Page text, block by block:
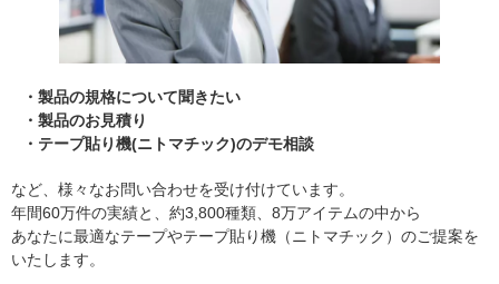
製品の規格について聞きたい
製品のお見積り
テープ貼り機(ニトマチック)のデモ相談
など、様々なお問い合わせを受け付けています。
年間60万件の実績と、約3,800種類、8万アイテムの中から
あなたに最適なテープやテープ貼り機（ニトマチック）のご提案を
いたします。